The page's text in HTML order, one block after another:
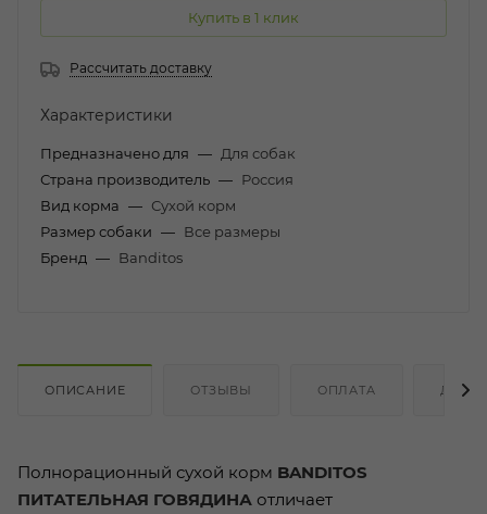
Купить в 1 клик
Рассчитать доставку
Характеристики
Предназначено для — Для собак
Страна производитель — Россия
Вид корма — Сухой корм
Размер собаки — Все размеры
Бренд — Banditos
ОПИСАНИЕ ОТЗЫВЫ ОПЛАТА
Полнорационный сухой корм BANDITOS
ПИТАТЕЛЬНАЯ ГОВЯДИНА отличает